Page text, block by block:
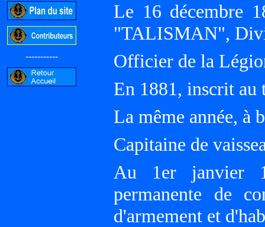
-----------
Le 16 décembre
"TALISMAN",
Officier de la
En 1881, inscrit au
La même année,
Capitaine de
Au 1er janvier
permanente de
d'armement et